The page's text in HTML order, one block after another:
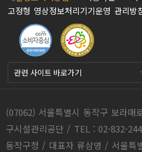
고정형 영상정보처리기기운영 관리방
(07062) 서울특별시 동작구 보라매
구시설관리공단 / TEL : 02-832-
동작구청 / 대표자 류삼영 / 서울특